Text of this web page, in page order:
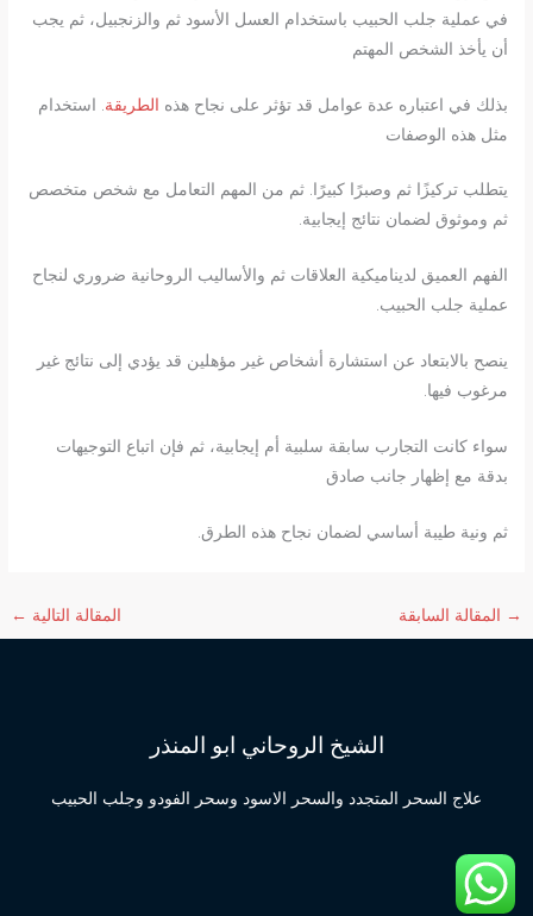
في عملية جلب الحبيب باستخدام العسل الأسود ثم والزنجبيل، ثم يجب
أن يأخذ الشخص المهتم
بذلك في اعتباره عدة عوامل قد تؤثر على نجاح هذه الطريقة . استخدام
مثل هذه الوصفات
يتطلب تركيزًا ثم وصبرًا كبيرًا. ثم من المهم التعامل مع شخص متخصص
ثم وموثوق لضمان نتائج إيجابية.
الفهم العميق لديناميكية العلاقات ثم والأساليب الروحانية ضروري لنجاح
عملية جلب الحبيب.
ينصح بالابتعاد عن استشارة أشخاص غير مؤهلين قد يؤدي إلى نتائج غير
مرغوب فيها.
سواء كانت التجارب سابقة سلبية أم إيجابية، ثم فإن اتباع التوجيهات
بدقة مع إظهار جانب صادق
ثم ونية طيبة أساسي لضمان نجاح هذه الطرق.
→ المقالة السابقة المقالة التالية ←
الشيخ الروحاني ابو المنذر
علاج السحر المتجدد والسحر الاسود وسحر الفودو وجلب الحبيب